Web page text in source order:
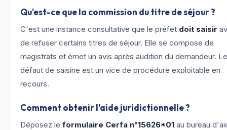
Qu'est-ce que la commission du titre de séjour ?
C'est une instance consultative que le préfet doit saisir
de refuser certains titres de séjour. Elle se compose de
magistrats et émet un avis après audition du demandeur. Le
défaut de saisine est un vice de procédure exploitable en
recours.
Comment obtenir l'aide juridictionnelle ?
Déposez le formulaire Cerfa n°15626*01 au bureau